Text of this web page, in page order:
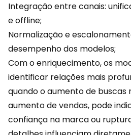
Integraçãoentre canais:
e offline;
Normalização e
desempenho dos modelos;
Com o enriquecimento, os
identificar relações mais
quando o aumento de buscas
aumento de vendas, pode
confiança na marca ou